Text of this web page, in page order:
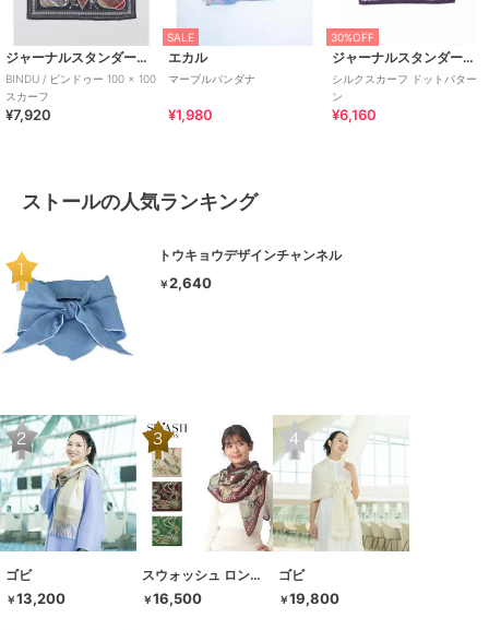
ジャーナルスタンダード レリューム
BINDU / ビンドゥー 100 × 100
スカーフ
¥7,920
SALE
エカル
マーブルバンダナ
¥1,980
30%OFF
ジャーナルスタンダード レリューム
シルクスカーフ ドットパター
ン
¥6,160
ストールの人気ランキング
トウキョウデザインチャンネル
￥2,640
ゴビ
￥13,200
スウォッシュ ロンドン
￥16,500
ゴビ
￥19,800